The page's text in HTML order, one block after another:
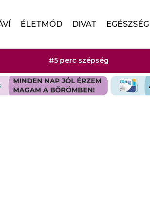
ÉLETMÓD DIVAT EGÉSZSÉG
#5 perc szépség